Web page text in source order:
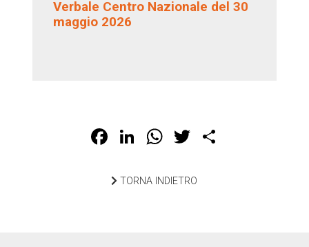
Verbale Centro Nazionale del 30
maggio 2026
Facebook
LinkedIn
WhatsApp
Twitter
TORNA INDIETRO